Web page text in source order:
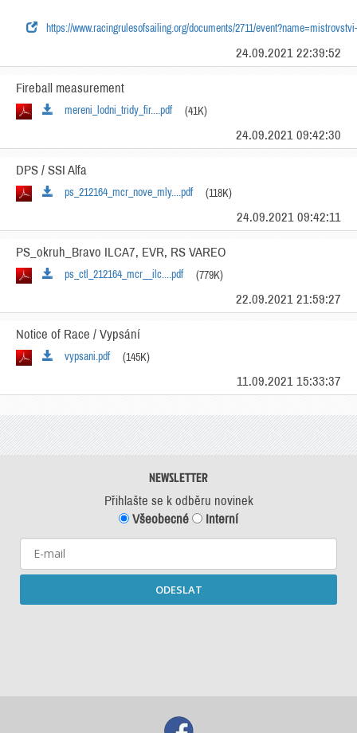
https://www.racingrulesofsailing.org/documents/2711/
24.09.2021 22:39:52
Fireball measurement
mereni_lodni_tridy_fir....pdf (41K)
24.09.2021 09:42:30
DPS / SSI Alfa
ps_212164_mcr_nove_mly....pdf (118K)
24.09.2021 09:42:11
PS_okruh_Bravo ILCA7, EVR, RS VAREO
ps_ctl_212164_mcr__ilc....pdf (779K)
22.09.2021 21:59:27
Notice of Race / Vypsání
vypsani.pdf (145K)
11.09.2021 15:33:37
NEWSLETTER
Přihlašte se k odběru novinek
Všeobecné
Interní
ODESLAT